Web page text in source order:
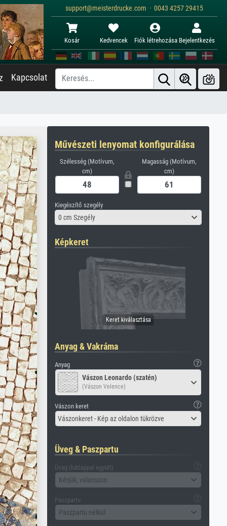
support@meisterdrucke.com · 0043 4257 29415
Kosár Kedvencek Fiók létrehozása Bejelentkezés
Kapcsolat
Művészeti lenyomat konfigurálása
Szélesség (Motívum,
cm)
Magasság (Motívum,
cm)
Kiegészítő szegély
0 cm Szegély
Képkeret
Anyag & Vakráma
Anyag
Vászon Leonardo (szatén)
(Vászon Velence)
Vászon keret
Vászonkeret - Kép az oldalon tükrözve
Üveg & Paszpartu
Üveg (hátlappal együtt)
Kérjük, válasszon
Paszpartu
Paszpartu nélkül